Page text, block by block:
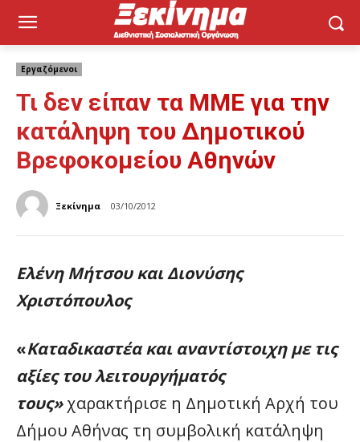
Εργαζόμενοι
Τι δεν είπαν τα ΜΜΕ για την
κατάληψη του Δημοτικού
Βρεφοκομείου Αθηνών
Ξεκίνημα 03/10/2012
Ελένη Μήτσου και Διονύσης
Χριστόπουλος
«Καταδικαστέα και αναντίστοιχη με τις
αξίες του λειτουργήματός
τους»χαρακτήρισε η Δημοτική Αρχή του
Δήμου Αθήνας τη συμβολική κατάληψη